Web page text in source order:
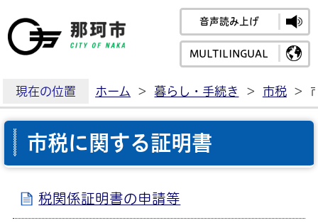
那珂市公式ホームペ
音声読み上げ
MULTILINGUAL
現在の位置 ホーム > 暮らし・手続き > 市税 >
市税に関する証明書
税関係証明書の申請等